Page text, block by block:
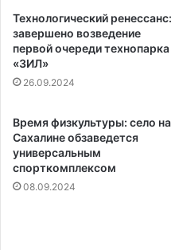
Технологический ренессанс:
завершено возведение
первой очереди технопарка
«ЗИЛ»
26.09.2024
Время физкультуры: село на
Сахалине обзаведется
универсальным
спорткомплексом
08.09.2024